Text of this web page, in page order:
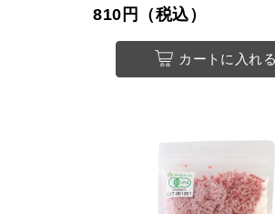
810円（税込）
カートに入れる